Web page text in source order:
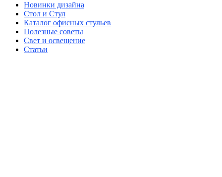
Новинки дизайна
Стол и Стул
Каталог офисных стульев
Полезные советы
Свет и освещение
Статьи